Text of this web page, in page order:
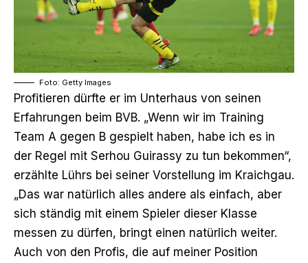
Foto: Getty Images
Profitieren dürfte er im Unterhaus von seinen
Erfahrungen beim BVB. „Wenn wir im Training
Team A gegen B gespielt haben, habe ich es in
der Regel mit Serhou Guirassy zu tun bekommen“,
erzählte Lührs bei seiner Vorstellung im Kraichgau.
„Das war natürlich alles andere als einfach, aber
sich ständig mit einem Spieler dieser Klasse
messen zu dürfen, bringt einen natürlich weiter.
Auch von den Profis, die auf meiner Position